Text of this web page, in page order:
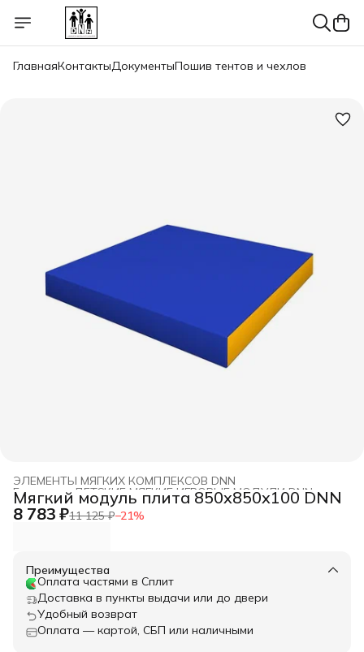
ГлавнаяКонтактыДокументыПошив тентов и чехлов
ЭЛЕМЕНТЫ МЯГКИХ КОМПЛЕКСОВ DNN
ДЕТСКИЕ МЯГКИЕ ИГРОВЫЕ МОДУЛИ DNN ›
Главная ›
Мягкий модуль плита 850x850x100 DNN
8 783 ₽11 125 ₽−21%
Преимущества
Оплата частями в Сплит
Доставка в пункты выдачи или до двери
Удобный возврат
Оплата — картой, СБП или наличными